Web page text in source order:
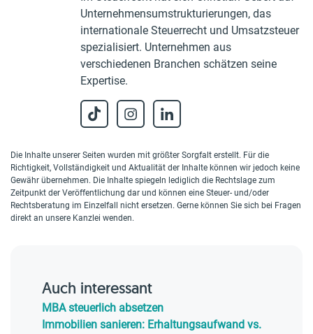
Unternehmensumstrukturierungen, das
internationale Steuerrecht und Umsatzsteuer
spezialisiert. Unternehmen aus
verschiedenen Branchen schätzen seine
Expertise.
Die Inhalte unserer Seiten wurden mit größter Sorgfalt erstellt. Für die
Richtigkeit, Vollständigkeit und Aktualität der Inhalte können wir jedoch keine
Gewähr übernehmen. Die Inhalte spiegeln lediglich die Rechtslage zum
Zeitpunkt der Veröffentlichung dar und können eine Steuer- und/oder
Rechtsberatung im Einzelfall nicht ersetzen. Gerne können Sie sich bei Fragen
direkt an unsere Kanzlei wenden.
Auch interessant
MBA steuerlich absetzen
Immobilien sanieren: Erhaltungsaufwand vs.